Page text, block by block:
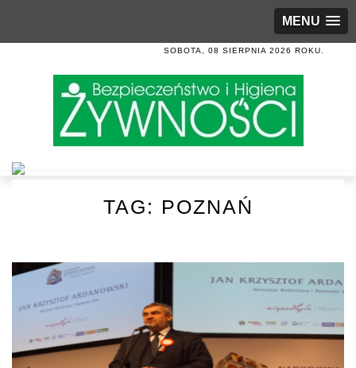
MENU
SOBOTA, 08 SIERPNIA 2026 ROKU.
TAG: POZNAŃ